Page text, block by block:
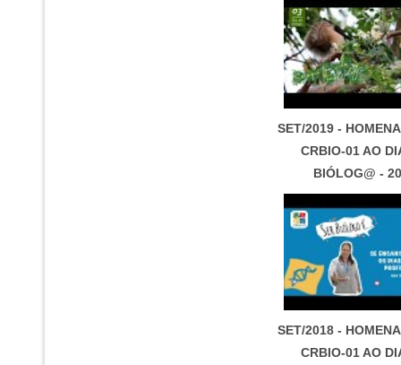
SET/2019 -
CRBIO-01 AO
BIÓLOG@ -
SET/2018 -
CRBIO-01 AO